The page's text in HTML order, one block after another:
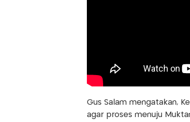
Gus Salam mengatakan,
agar proses menuju